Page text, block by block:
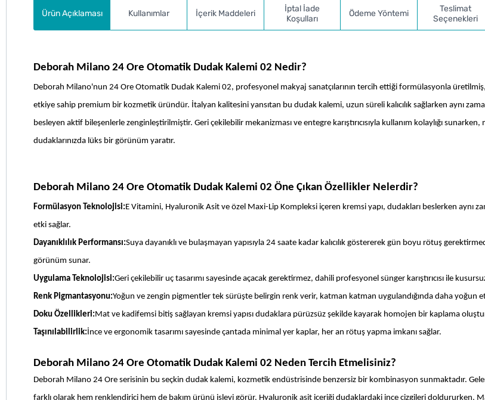
Ürün Açıklaması Kullanımlar İçerik Maddeleri
İptal İade
Koşulları
Ödeme Yöntemi
Teslimat
Seçenekleri
Deborah Milano 24 Ore Otomatik Dudak Kalemi 02 Nedir?
Deborah Milano'nun 24 Ore Otomatik Dudak Kalemi 02, profesyonel makyaj sanatçılarının tercih ettiği formülasyonla üretilmiş,
etkiye sahip premium bir kozmetik üründür. İtalyan kalitesini yansıtan bu dudak kalemi, uzun süreli kalıcılık sağlarken aynı
besleyen aktif bileşenlerle zenginleştirilmiştir. Geri çekilebilir mekanizması ve entegre karıştırıcısıyla kullanım kolaylığı
dudaklarınızda lüks bir görünüm yaratır.
Deborah Milano 24 Ore Otomatik Dudak Kalemi 02 Öne Çıkan Özellikler Nelerdir?
Formülasyon Teknolojisi: E Vitamini, Hyaluronik Asit ve özel Maxi-Lip Kompleksi içeren kremsi yapı, dudakları beslerken aynı
etki sağlar.
Dayanıklılık Performansı:Suya dayanıklı ve bulaşmayan yapısıyla 24 saate kadar kalıcılık göstererek gün boyu rötuş
görünüm sunar.
Uygulama Teknolojisi:Geri çekilebilir uç tasarımı sayesinde açacak gerektirmez, dahili profesyonel sünger karıştırıcısı ile
Renk Pigmantasyonu:Yoğun ve zengin pigmentler tek sürüşte belirgin renk verir, katman katman uygulandığında daha yoğun
Doku Özellikleri: Mat ve kadifemsi bitiş sağlayan kremsi yapısı dudaklara pürüzsüz şekilde kayarak homojen bir kaplama
Taşınılabilirlik: İnce ve ergonomik tasarımı sayesinde çantada minimal yer kaplar, her an rötuş yapma imkanı sağlar.
Deborah Milano 24 Ore Otomatik Dudak Kalemi 02 Neden Tercih Etmelisiniz?
Deborah Milano 24 Ore serisinin bu seçkin dudak kalemi, kozmetik endüstrisinde benzersiz bir kombinasyon sunmaktadır.
farklı olarak hem renklendirici hem de bakım ürünü işlevi görür. Hyaluronik asit içeriği dudaklardaki ince çizgileri doldururken,